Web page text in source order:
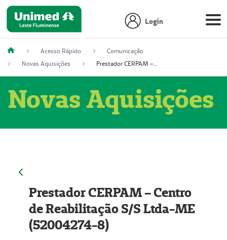
Login
Acesso Rápido
Comunicação
Novas Aquisições
Prestador CERPAM – Centro de Reabilitação S/S Ltda-ME (52004274-8)
Novas Aquisições
Prestador CERPAM – Centro
de Reabilitação S/S Ltda-ME
(52004274-8)